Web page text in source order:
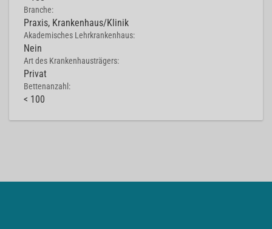
Branche:
Praxis, Krankenhaus/Klinik
Akademisches Lehrkrankenhaus:
Nein
Art des Krankenhausträgers:
Privat
Bettenanzahl:
< 100